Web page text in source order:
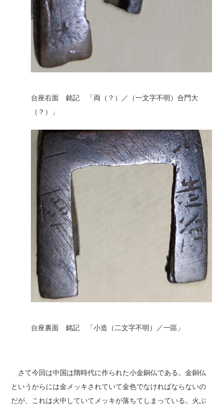
台座右面 銘記 「両（？）／（一文字不明）合門大
（？）」
台座裏面 銘記 「小造（二文字不明）／一區」
さて今回は中国は隋時代に作られた小金銅仏である。金銅仏
というからには金メッキされていて金色でなければならないの
だが、これは火中していてメッキが落ちてしまっている。火ぶ